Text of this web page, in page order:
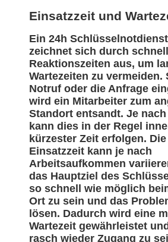
Einsatzzeit und
Ein 24h
zeichnet sich durch
Reaktionszeiten aus, um
Wartezeiten zu vermeiden.
Notruf oder die Anfrage
wird ein Mitarbeiter zum
Standort entsandt. Je
kann dies in der Regel
kürzester Zeit erfolgen.
Einsatzzeit kann je nach
Arbeitsaufkommen
das Hauptziel des
so schnell wie möglich
Ort zu sein und das
lösen. Dadurch wird eine
Wartezeit gewährleistet
rasch wieder Zugang zu